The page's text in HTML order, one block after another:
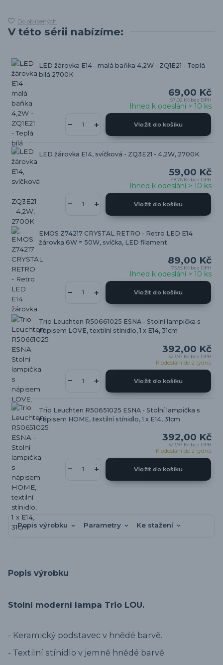
Do oblíbených
V této sérii nabízíme:
LED žárovka E14 - malá baňka 4,2W - ZQ1E21 - Teplá
bílá 2700K
69,00 Kč
57,02 Kč bez DPH
Ihned k odeslání > 10 ks
Vložit do košíku
LED žárovka E14, svíčková - ZQ3E21 - 4,2W, 2700K
59,00 Kč
48,76 Kč bez DPH
Ihned k odeslání > 10 ks
Vložit do košíku
EMOS Z74217 CRYSTAL RETRO - Retro LED E14
žárovka 6W = 50W, svíčka, LED filament
89,00 Kč
73,55 Kč bez DPH
Ihned k odeslání > 10 ks
Vložit do košíku
Trio Leuchten R50661025 ESNA - Stolní lampička s
nápisem LOVE, textilní stínidlo, 1 x E14, 31cm
392,00 Kč
323,97 Kč bez DPH
K odeslání do 2 týdnů
Vložit do košíku
Trio Leuchten R50651025 ESNA - Stolní lampička s
nápisem HOME, textilní stínidlo, 1 x E14, 31cm
392,00 Kč
323,97 Kč bez DPH
K odeslání do 2 týdnů
Vložit do košíku
Popis výrobku Parametry Ke stažení
Popis výrobku
Stolní moderní lampa Trio LOU.
- Keramický podstavec v hnědé barvě.
- Textilní stínidlo v jemně hnědé barvě.